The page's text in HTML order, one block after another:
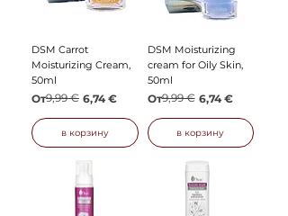
DSM Carrot
Moisturizing Cream,
50ml
От
Обычная цена
9,99 € 6,74 €
Цена со скидкой
в корзину
DSM Moisturizing
cream for Oily Skin,
50ml
От
Обычная цена
9,99 € 6,74 €
Цена со скидкой
в корзину